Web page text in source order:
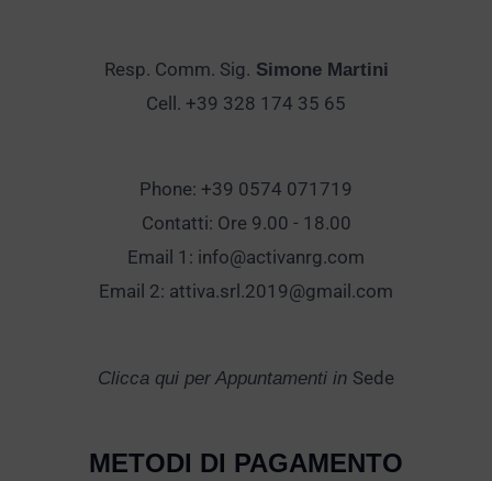
Resp. Comm. Sig. Simone Martini
Cell. +39 328 174 35 65
Phone: +39 0574 071719
Contatti: Ore 9.00 - 18.00
Email 1: info@activanrg.com
Email 2: attiva.srl.2019@gmail.com
Clicca qui per Appuntamenti in Sede
METODI DI PAGAMENTO